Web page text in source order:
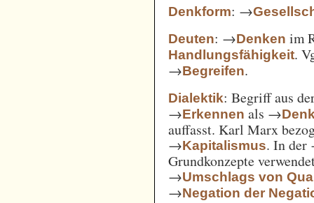
Denkform: →
Deuten: →Denken im
Handlungsfähigkeit.
→Begreifen.
Dialektik: Begriff aus
→Erkennen als →
auffasst. Karl Marx
→Kapitalismus. In
Grundkonzepte
→Umschlags von
→Negation der